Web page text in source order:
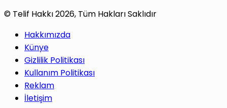
© Telif Hakkı 2026, Tüm Hakları Saklıdır
Hakkımızda
Künye
Gizlilik Politikası
Kullanım Politikası
Reklam
İletişim